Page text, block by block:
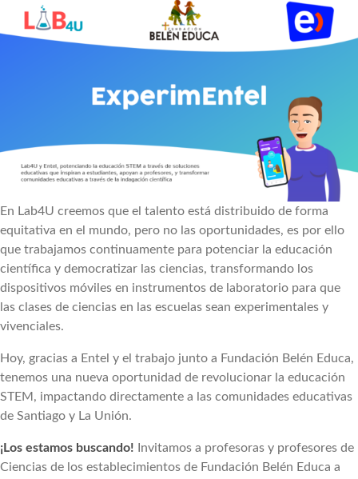
En Lab4U creemos que el talento está distribuido de forma
equitativa en el mundo, pero no las oportunidades, es por ello
que trabajamos continuamente para potenciar la educación
científica y democratizar las ciencias, transformando los
dispositivos móviles en instrumentos de laboratorio para que
las clases de ciencias en las escuelas sean experimentales y
vivenciales.
Hoy, gracias a Entel y el trabajo junto a Fundación Belén Educa,
tenemos una nueva oportunidad de revolucionar la educación
STEM, impactando directamente a las comunidades educativas
de Santiago y La Unión.
¡Los estamos buscando! Invitamos a profesoras y profesores de
Ciencias de los establecimientos de Fundación Belén Educa a